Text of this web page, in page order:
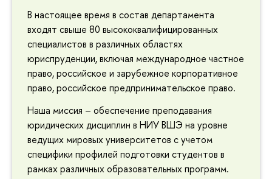
В настоящее время в состав департамента
входят свыше 80 высококвалифицированных
специалистов в различных областях
юриспруденции, включая международное частное
право, российское и зарубежное корпоративное
право, российское предпринимательское право.
Наша миссия – обеспечение преподавания
юридических дисциплин в НИУ ВШЭ на уровне
ведущих мировых университетов с учетом
специфики профилей подготовки студентов в
рамках различных образовательных программ.